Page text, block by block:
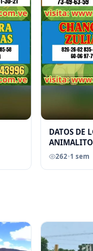
DATOS DE
29/07/2026
262•1 sem